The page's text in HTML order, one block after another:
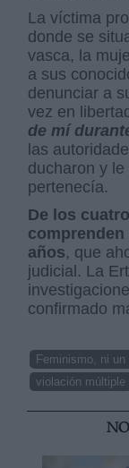
La víctima
donde se
vasca, la
a sus
denunciar a
vez en
de mí
las
ducharon y
pertenecía.
De los
comprenden
años, que
judicial. La
confirmado
Feminismo, ni un
violación múltiple